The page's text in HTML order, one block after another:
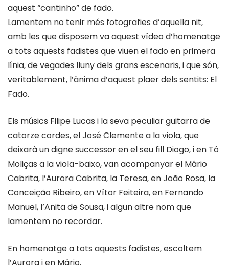
aquest “cantinho” de fado.
Lamentem no tenir més fotografies d’aquella nit,
amb les que disposem va aquest vídeo d’homenatge
a tots aquests fadistes que viuen el fado en primera
línia, de vegades lluny dels grans escenaris, i que són,
veritablement, l’ànima d’aquest plaer dels sentits: El
Fado.
Els músics Filipe Lucas i la seva peculiar guitarra de
catorze cordes, el José Clemente a la viola, que
deixarà un digne successor en el seu fill Diogo, i en Tó
Moliças a la viola-baixo, van acompanyar el Mário
Cabrita, l’Aurora Cabrita, la Teresa, en João Rosa, la
Conceição Ribeiro, en Vítor Feiteira, en Fernando
Manuel, l’Anita de Sousa, i algun altre nom que
lamentem no recordar.
En homenatge a tots aquests fadistes, escoltem